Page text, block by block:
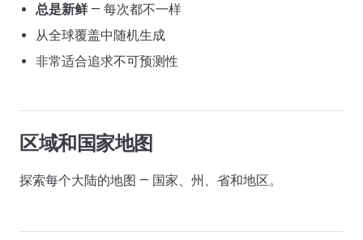
总是新鲜— 每次都不一样
从全球覆盖中随机生成
非常适合追求不可预测性
区域和国家地图
探索每个大陆的地图 — 国家、州、省和地区。